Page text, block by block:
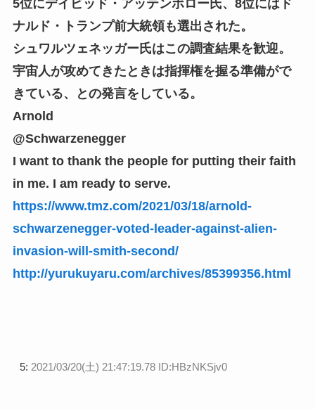
5位にデイビッド・アッテンボロー氏、8位にはド
ナルド・トランプ前大統領も選出された。
シュワルツェネッガー氏はこの調査結果を歓迎。
宇宙人が攻めてきたときは指揮権を握る準備がで
きている、との発言をしている。
Arnold
@Schwarzenegger
I want to thank the people for putting their faith
in me. I am ready to serve.
https://www.tmz.com/2021/03/18/arnold-
schwarzenegger-voted-leader-against-alien-
invasion-will-smith-second/
http://yurukuyaru.com/archives/85399356.html
5: 2021/03/20(土) 21:47:19.78 ID:HBzNKSjv0